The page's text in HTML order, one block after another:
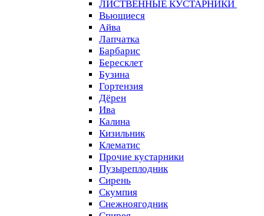
ЛИСТВЕННЫЕ КУСТАРНИКИ
Вьющиеся
Айва
Лапчатка
Барбарис
Бересклет
Бузина
Гортензия
Дёрен
Ива
Калина
Кизильник
Клематис
Прочие кустарники
Пузыреплодник
Сирень
Скумпия
Снежноягодник